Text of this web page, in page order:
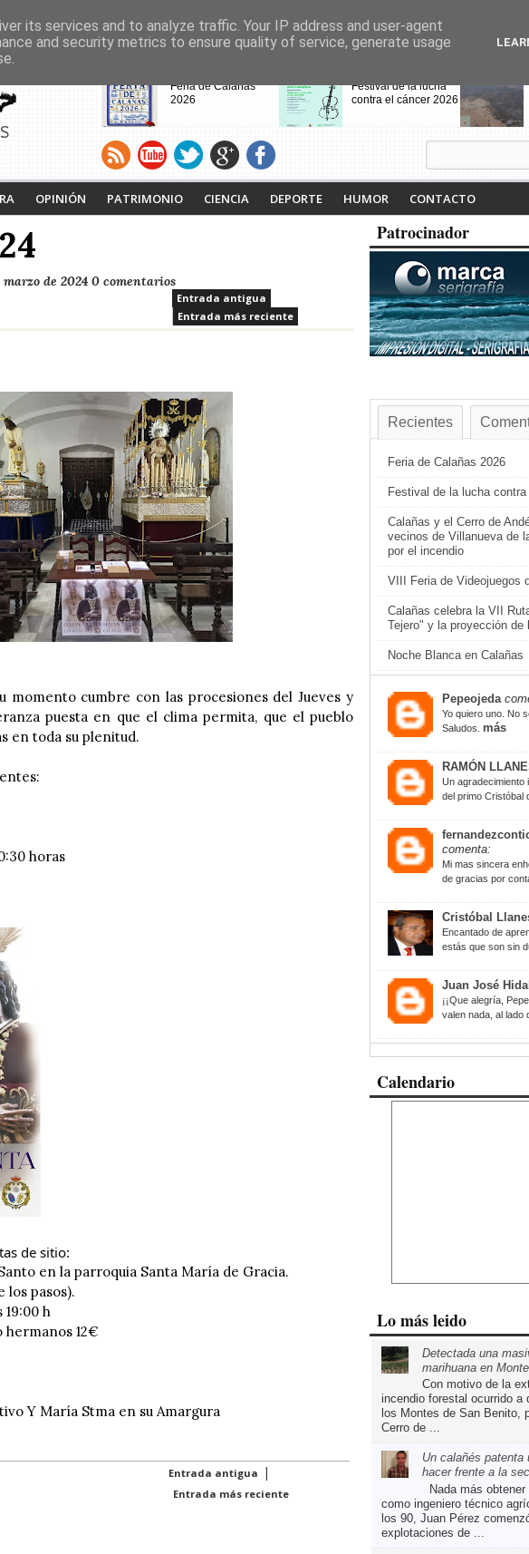
Feria de Calañas
2026
Festival de la lucha
contra el cáncer 2026
VIII Feria de
Calañas
Calañas celebra la VII
Tejero" y la
proyección de la
pasada ruta
OPINIÓN PATRIMONIO CIENCIA DEPORTE HUMOR CONTACTO
marzo de 2024 0 comentarios
Entrada antigua
Entrada más reciente
momento cumbre con las procesiones del Jueves y
puesta en que el clima permita, que el pueblo
en toda su plenitud.
horas
de sitio:
en la parroquia Santa María de Gracia.
los pasos).
19:00 h
12€
Y María Stma en su Amargura
Entrada antigua |
Entrada más reciente
Patrocinador
Recientes
Feria de Calañas 2026
Festival de la lucha
Calañas y el Cerro de
vecinos de Villanueva de
por el incendio
VIII Feria de Videojuegos
Calañas celebra la VII
Tejero" y la proyección de
Noche Blanca en Calañas
Pepeojeda
Yo quiero uno. No
Saludos. más
RAMÓN
Un agradecimiento
del primo Cristóbal
comenta:
Mi mas sincera
de gracias por
Cristóbal
Encantado de
estás que son sin
Juan José
¡¡Que alegría,
valen nada, al lado
Calendario
Lo más leido
Detectada una
marihuana en
Con motivo de la
incendio forestal ocurrido a
los Montes de San Benito,
Cerro de ...
Un calañés patenta
hacer frente a la
Nada más
como ingeniero técnico
los 90, Juan Pérez
explotaciones de ...
its services and to analyze traffic. Your IP address and user-agent
and security metrics to ensure quality of service, generate usage